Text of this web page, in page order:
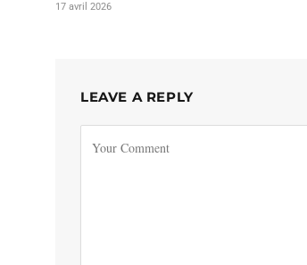
17 avril 2026
LEAVE A REPLY